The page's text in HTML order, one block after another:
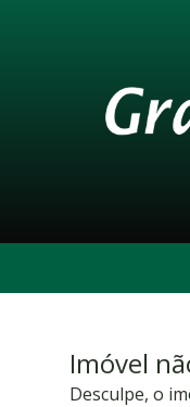
Imóvel
Desculpe, o